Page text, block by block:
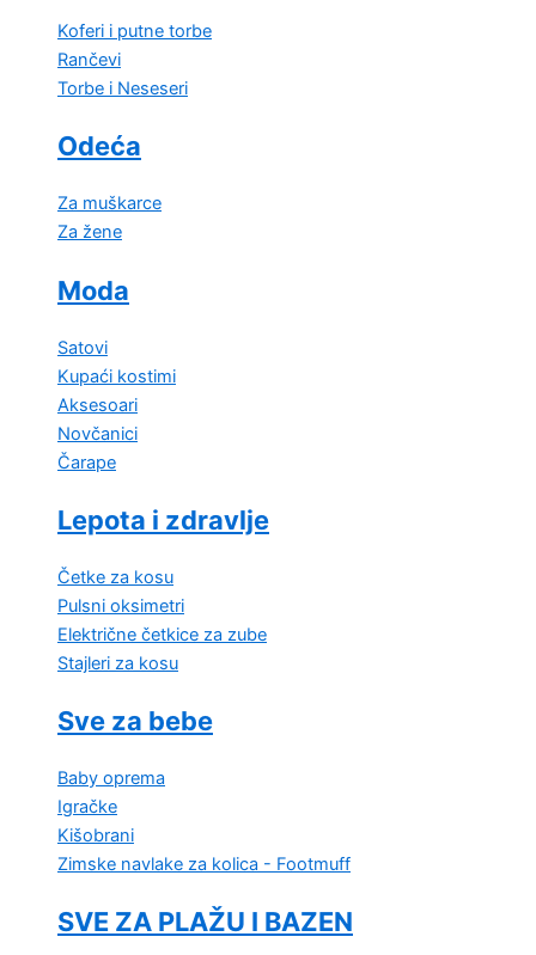
Koferi i putne torbe
Rančevi
Torbe i Neseseri
Odeća
Za muškarce
Za žene
Moda
Satovi
Kupaći kostimi
Aksesoari
Novčanici
Čarape
Lepota i zdravlje
Četke za kosu
Pulsni oksimetri
Električne četkice za zube
Stajleri za kosu
Sve za bebe
Baby oprema
Igračke
Kišobrani
Zimske navlake za kolica - Footmuff
SVE ZA PLAŽU I BAZEN